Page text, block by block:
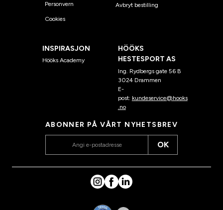
Personvern
Cookies
Avbryt bestilling
INSPIRASJON
Hööks Academy
HÖÖKS
HESTESPORT AS
Ing. Rydbergs gate 56 B
3024 Drammen
E-
post: kundeservice@hooks
.no
ABONNER PÅ VÅRT NYHETSBREV
OK